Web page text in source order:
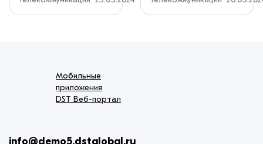
связи и
ресурсами
Мобильные
приложения
DST Веб-портал
info@demo5.dstglobal.ru